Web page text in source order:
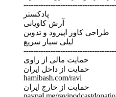
پادکستر
آرش کاویانی
طراحی کاور اپیزود و تدوین
لیلی سیار سریع
حمایت مالی از راوی
حمایت از داخل ایران
hamibash.com/ravi
حمایت از خارج ایران